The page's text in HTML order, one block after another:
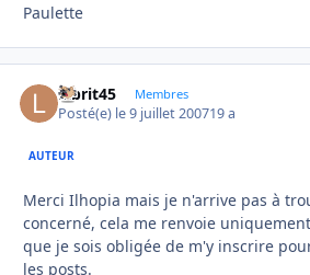
Paulette
labrit45 Membres
Posté(e) le 9 juillet 200719 a
AUTEUR
Merci Ilhopia mais je n'arrive pas à
concerné, cela me renvoie
que je sois obligée de m'y inscrire
les posts.